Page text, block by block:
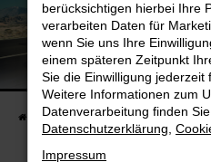
Unsere Fahrzeugangebote
Bei uns finden Sie bestimmt
Startseite Fahrzeugangebote
berücksichtigen hierbei Ihre
verarbeiten Daten für
wenn Sie uns Ihre
einem späteren Zeitpunkt
Sie die Einwilligung jederzeit
Weitere Informationen zum
Datenverarbeitung finden
Datenschutzerklärung
Impressum